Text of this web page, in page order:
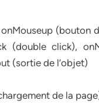
(bouton
(double click),
(sortie de l’objet)
de la